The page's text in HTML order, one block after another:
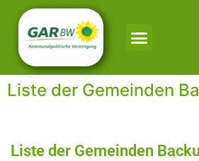
Liste der Gemeinden
Liste der Gemeinden